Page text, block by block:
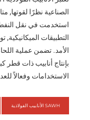
الصناعية نظرًا لقوتها,
استخدمت في نقل النفط
التطبيقات الميكانيكية,
الأمد. تضمن عملية
الاستخدامات وفعالاً
SAWH الأنابيب الفولاذية